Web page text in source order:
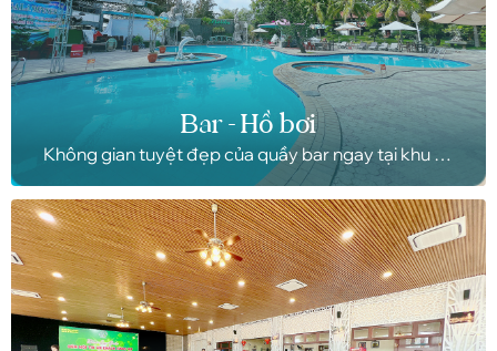
Bar - Hồ bơi
Không gian tuyệt đẹp của quầy bar ngay tại khu hồ
bơi. Hồ bơi có view trực diện hướng biển, điểm
quanh hồ bơi là không gian thiên nhiên sân vườn
rộng lớn và mát mẻ cùng hàng dừa xanh cao ngút
ngàn.